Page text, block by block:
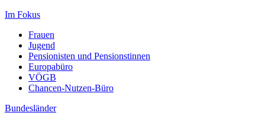
Im Fokus
Frauen
Jugend
Pensionisten und Pensionstinnen
Europabüro
VÖGB
Chancen-Nutzen-Büro
Bundesländer